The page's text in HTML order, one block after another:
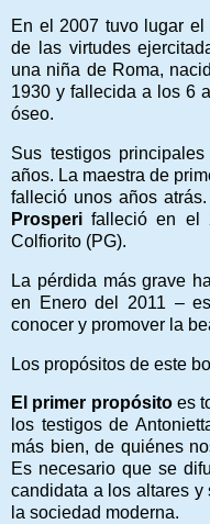
En el 2007 tuvo lugar
de las virtudes
una niña de Roma,
1930 y fallecida a los 6
óseo.
Sus testigos
años. La maestra de
falleció unos años
Prosperi falleció en el
Colfiorito (PG).
La pérdida más grave
en Enero del 2011 –
conocer y promover la
Los propósitos de este
El primer propósitoes
los testigos de
más bien, de quiénes
Es necesario que se
candidata a los altares y
la sociedad moderna.